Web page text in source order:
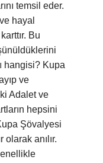
temsil eder.
hayal
Bu
hangisi? Kupa
ve
Adalet ve
hepsini
Şövalyesi
anılır.